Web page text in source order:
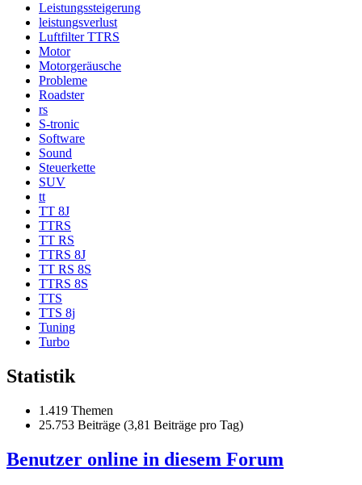
Leistungssteigerung
leistungsverlust
Luftfilter TTRS
Motor
Motorgeräusche
Probleme
Roadster
rs
S-tronic
Software
Sound
Steuerkette
SUV
tt
TT 8J
TTRS
TT RS
TTRS 8J
TT RS 8S
TTRS 8S
TTS
TTS 8j
Tuning
Turbo
Statistik
1.419 Themen
25.753 Beiträge (3,81 Beiträge pro Tag)
Benutzer online in diesem Forum